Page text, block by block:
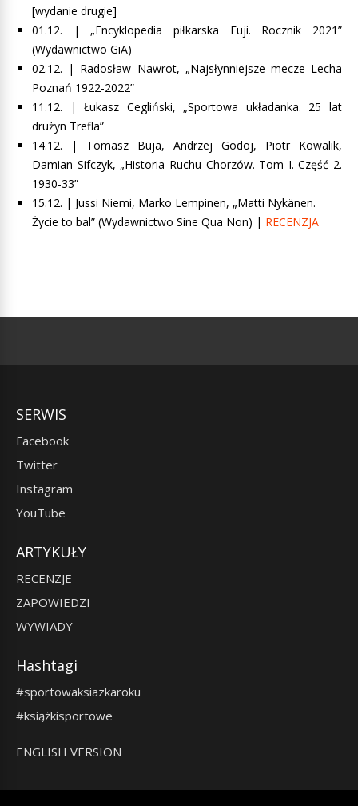
[wydanie drugie]
01.12. | „Encyklopedia piłkarska Fuji. Rocznik 2021”
(Wydawnictwo GiA)
02.12. | Radosław Nawrot, „Najsłynniejsze mecze Lecha
Poznań 1922-2022”
11.12. | Łukasz Cegliński, „Sportowa układanka. 25 lat
drużyn Trefla”
14.12. | Tomasz Buja, Andrzej Godoj, Piotr Kowalik,
Damian Sifczyk, „Historia Ruchu Chorzów. Tom I. Część 2.
1930-33”
15.12. | Jussi Niemi, Marko Lempinen, „Matti Nykänen.
Życie to bal” (Wydawnictwo Sine Qua Non) | RECENZJA
SERWIS
Facebook
Twitter
Instagram
YouTube
ARTYKUŁY
RECENZJE
ZAPOWIEDZI
WYWIADY
Hashtagi
#sportowaksiazkaroku
#książkisportowe
ENGLISH VERSION